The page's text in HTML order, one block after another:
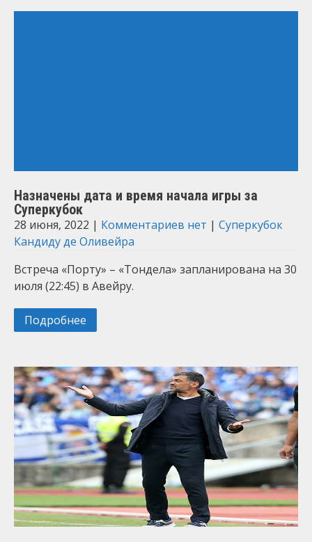
Назначены дата и время начала игры за
Суперкубок
28 июня, 2022 | Комментариев нет | Суперкубок
Кандиду де Оливейра
Встреча «Порту» – «Тондела» запланирована на 30
июля (22:45) в Авейру.
Подробнее